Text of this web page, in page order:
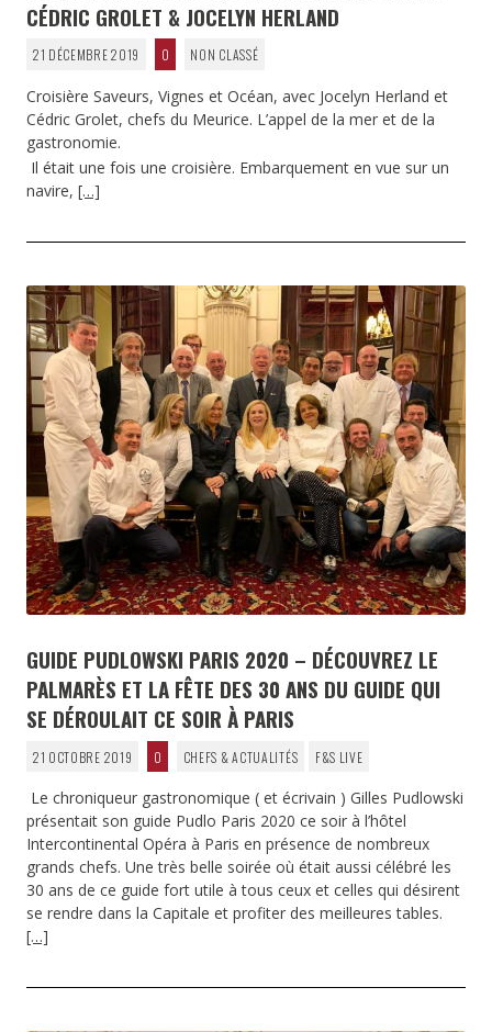
CÉDRIC GROLET & JOCELYN HERLAND
21 DÉCEMBRE 2019 0 NON CLASSÉ
Croisière Saveurs, Vignes et Océan, avec Jocelyn Herland et
Cédric Grolet, chefs du Meurice. L’appel de la mer et de la
gastronomie.
Il était une fois une croisière. Embarquement en vue sur un
navire, […]
GUIDE PUDLOWSKI PARIS 2020 – DÉCOUVREZ LE
PALMARÈS ET LA FÊTE DES 30 ANS DU GUIDE QUI
SE DÉROULAIT CE SOIR À PARIS
21 OCTOBRE 2019 0 CHEFS & ACTUALITÉS F&S LIVE
Le chroniqueur gastronomique ( et écrivain ) Gilles Pudlowski
présentait son guide Pudlo Paris 2020 ce soir à l’hôtel
Intercontinental Opéra à Paris en présence de nombreux
grands chefs. Une très belle soirée où était aussi célébré les
30 ans de ce guide fort utile à tous ceux et celles qui désirent
se rendre dans la Capitale et profiter des meilleures tables.
[…]